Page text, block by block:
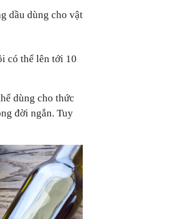
dầu dùng cho vật
có thể lên tới 10
dùng cho thức
đời ngắn. Tuy